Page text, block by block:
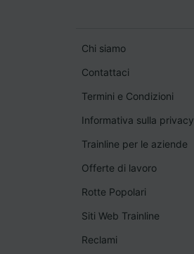
Chi siamo
Contattaci
Termini e Condizioni
Informativa sulla privacy
Trainline per le aziende
Offerte di lavoro
Rotte Popolari
Siti Web Trainline
Reclami